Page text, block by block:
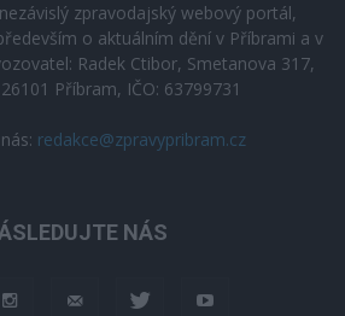
zpravodajský webový portál,
o aktuálním dění v Příbrami a v
Radek Ctibor, Smetanova 317,
Příbram, IČO: 63799731
redakce@zpravypribram.cz
NÁS